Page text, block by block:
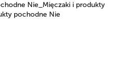
Nie_Mięczaki i produkty
pochodne Nie